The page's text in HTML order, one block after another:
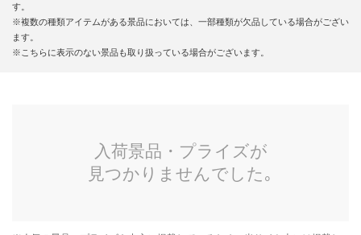
す。
※複数の種類アイテムがある景品においては、一部種類が欠品している場合がござい
ます。
※こちらに表示のない景品も取り扱っている場合がございます。